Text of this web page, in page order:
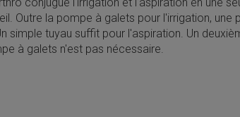
Outre la pompe à galets pour l'irrigation, une
simple tuyau suffit pour l'aspiration. Un
à galets n'est pas nécessaire.